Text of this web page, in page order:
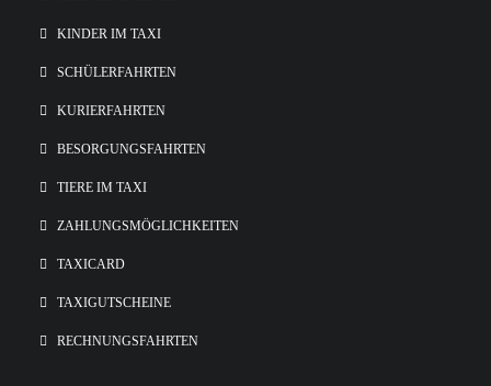
KINDER IM TAXI
SCHÜLERFAHRTEN
KURIERFAHRTEN
BESORGUNGSFAHRTEN
TIERE IM TAXI
ZAHLUNGSMÖGLICHKEITEN
TAXICARD
TAXIGUTSCHEINE
RECHNUNGSFAHRTEN